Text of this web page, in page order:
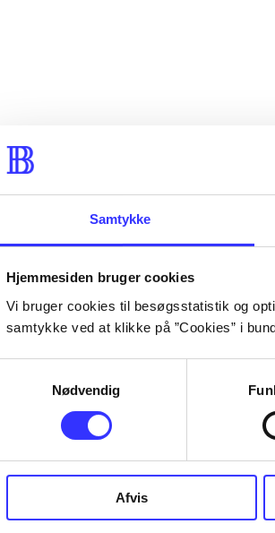
Samtykke
Hjemmesiden bruger cookies
Vi bruger cookies til besøgsstatistik og
samtykke ved at klikke på ”Cookies” i
Nødvendig
Afvis
...